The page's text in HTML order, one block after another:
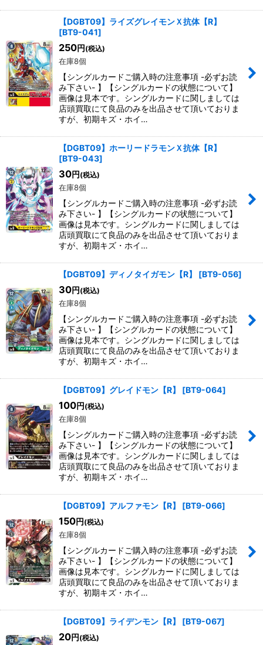
【DGBT09】ライズグレイモンＸ抗体【R】
[BT9-041]
250円 (税込)
在庫8個
【シングルカードご購入時の注意事項 -必ずお読
み下さい- 】【シングルカードの状態について】
画像は見本です。シングルカードに関しましては
店頭買取にて良品のみを出品させて頂いておりま
すが、初期キズ・ホイ…
【DGBT09】ホーリードラモンＸ抗体【R】
[BT9-043]
30円 (税込)
在庫8個
【シングルカードご購入時の注意事項 -必ずお読
み下さい- 】【シングルカードの状態について】
画像は見本です。シングルカードに関しましては
店頭買取にて良品のみを出品させて頂いておりま
すが、初期キズ・ホイ…
【DGBT09】ディノタイガモン【R】 [BT9-056]
30円 (税込)
在庫8個
【シングルカードご購入時の注意事項 -必ずお読
み下さい- 】【シングルカードの状態について】
画像は見本です。シングルカードに関しましては
店頭買取にて良品のみを出品させて頂いておりま
すが、初期キズ・ホイ…
【DGBT09】グレイドモン【R】 [BT9-064]
100円 (税込)
在庫8個
【シングルカードご購入時の注意事項 -必ずお読
み下さい- 】【シングルカードの状態について】
画像は見本です。シングルカードに関しましては
店頭買取にて良品のみを出品させて頂いておりま
すが、初期キズ・ホイ…
【DGBT09】アルファモン【R】 [BT9-066]
150円 (税込)
在庫8個
【シングルカードご購入時の注意事項 -必ずお読
み下さい- 】【シングルカードの状態について】
画像は見本です。シングルカードに関しましては
店頭買取にて良品のみを出品させて頂いておりま
すが、初期キズ・ホイ…
【DGBT09】ライデンモン【R】 [BT9-067]
20円 (税込)